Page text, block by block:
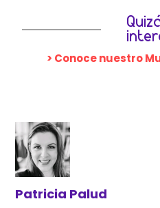
> Conoce nuestro
Patricia Palud